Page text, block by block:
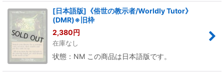
[日本語版]《俗世の教示者/Worldly Tutor》
(DMR)※旧枠
2,380円
在庫なし
状態：NM この商品は日本語版です。